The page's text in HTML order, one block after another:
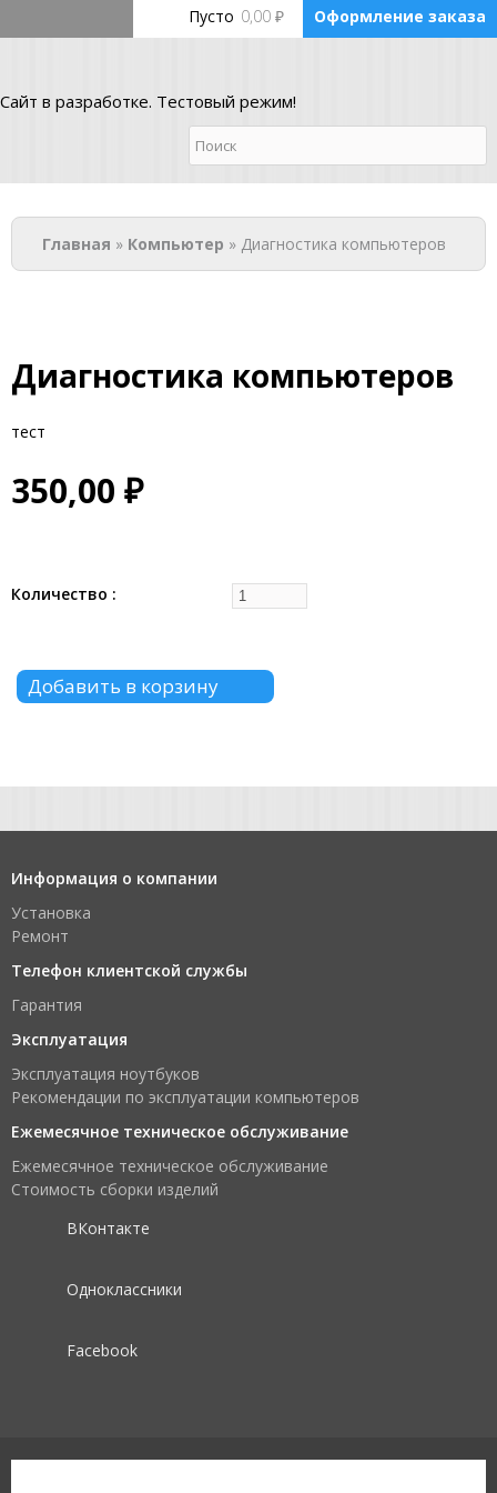
Перейти к основному содержанию
Пусто 0,00 ₽ Оформление заказа
Ремонт компьютерной
техники
Сайт в разработке. Тестовый режим!
Вы здесь
Главная » Компьютер » Диагностика компьютеров
Диагностика компьютеров
тест
350,00 ₽
Количество
Информация о компании
Установка
Ремонт
Телефон клиентской службы
Гарантия
Эксплуатация
Эксплуатация ноутбуков
Рекомендации по эксплуатации компьютеров
Ежемесячное техническое обслуживание
Ежемесячное техническое обслуживание
Стоимость сборки изделий
ВКонтакте
Одноклассники
Facebook